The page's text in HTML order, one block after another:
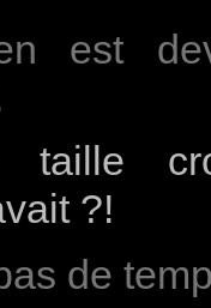
est
?!
de